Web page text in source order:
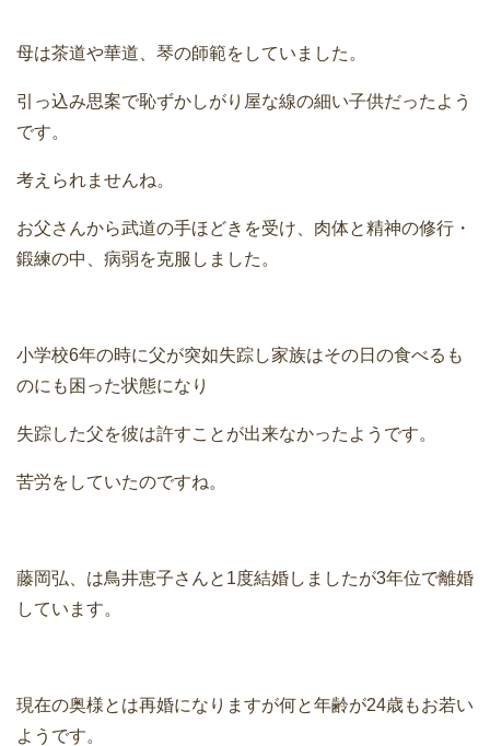
母は茶道や華道、琴の師範をしていました。
引っ込み思案で恥ずかしがり屋な線の細い子供だったよう
です。
考えられませんね。
お父さんから武道の手ほどきを受け、肉体と精神の修行・
鍛練の中、病弱を克服しました。
小学校6年の時に父が突如失踪し家族はその日の食べるも
のにも困った状態になり
失踪した父を彼は許すことが出来なかったようです。
苦労をしていたのですね。
藤岡弘、は鳥井恵子さんと1度結婚しましたが3年位で離婚
しています。
現在の奥様とは再婚になりますが何と年齢が24歳もお若い
ようです。